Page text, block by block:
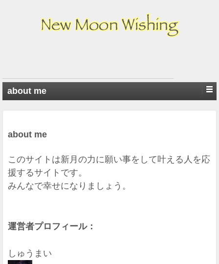
about me
about me
このサイトは新月の力に願い事をして叶える人を応
援するサイトです。
みんなで幸せになりましょう。
運営者プロフィール：
しゅうまい